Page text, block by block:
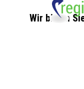
Wir bitten